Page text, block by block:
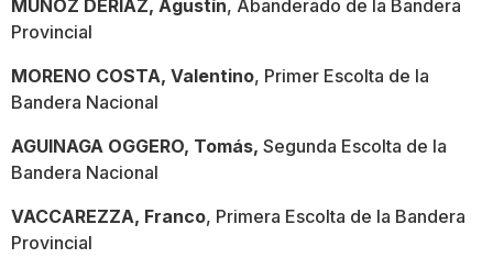
MUÑOZ DERIAZ, Agustín, Abanderado de la Bandera
Provincial
MORENO COSTA, Valentino, Primer Escolta de la
Bandera Nacional
AGUINAGA OGGERO, Tomás, Segunda Escolta de la
Bandera Nacional
VACCAREZZA, Franco, Primera Escolta de la Bandera
Provincial